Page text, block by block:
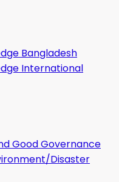
Bangladesh
International
Good Governance
Disaster